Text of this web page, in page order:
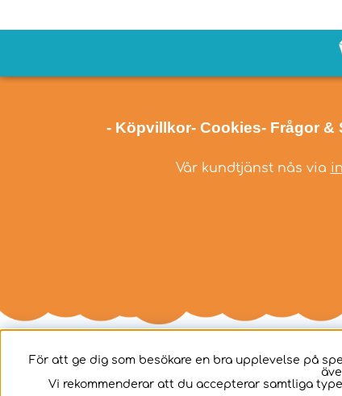
- Köpvillkor- Cookies- Frågor &
Vår kundtjänst nås via
För att ge dig som besökare en bra upplevelse på
Vi rekommenderar att du accepterar samtliga